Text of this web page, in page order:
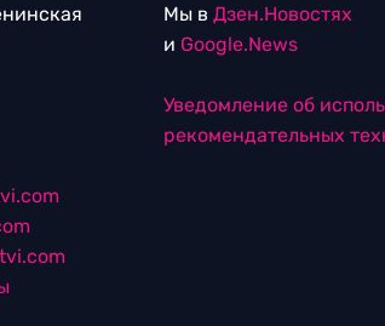
Мы в Дзен.Новостях
и Google.News
Уведомление об
рекомендательных